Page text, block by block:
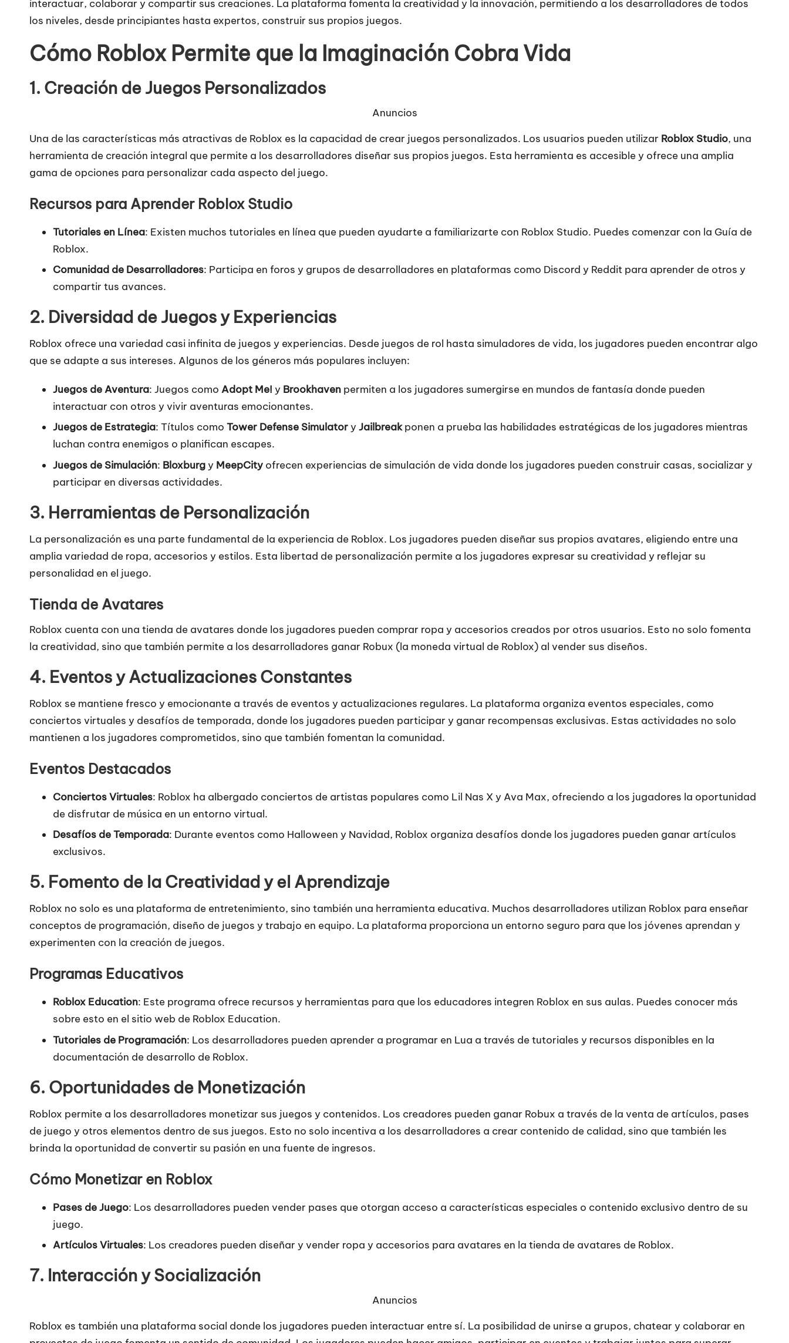
interactuar, colaborar y compartir sus creaciones. La plataforma fomenta la creatividad y la innovación, permitiendo a los desarrolladores de todos
los niveles, desde principiantes hasta expertos, construir sus propios juegos.
Cómo Roblox Permite que la Imaginación Cobra Vida
1. Creación de Juegos Personalizados
Anuncios
Una de las características más atractivas de Roblox es la capacidad de crear juegos personalizados. Los usuarios pueden utilizar Roblox Studio, una
herramienta de creación integral que permite a los desarrolladores diseñar sus propios juegos. Esta herramienta es accesible y ofrece una amplia
gama de opciones para personalizar cada aspecto del juego.
Recursos para Aprender Roblox Studio
Tutoriales en Línea: Existen muchos tutoriales en línea que pueden ayudarte a familiarizarte con Roblox Studio. Puedes comenzar con la Guía de
Roblox.
Comunidad de Desarrolladores: Participa en foros y grupos de desarrolladores en plataformas como Discord y Reddit para aprender de otros y
compartir tus avances.
2. Diversidad de Juegos y Experiencias
Roblox ofrece una variedad casi infinita de juegos y experiencias. Desde juegos de rol hasta simuladores de vida, los jugadores pueden encontrar algo
que se adapte a sus intereses. Algunos de los géneros más populares incluyen:
Juegos de Aventura: Juegos como Adopt Me! y Brookhaven permiten a los jugadores sumergirse en mundos de fantasía donde pueden
interactuar con otros y vivir aventuras emocionantes.
Juegos de Estrategia: Títulos como Tower Defense Simulator yJailbreakponen a prueba las habilidades estratégicas de los jugadores mientras
luchan contra enemigos o planifican escapes.
Juegos de Simulación: Bloxburg y MeepCity ofrecen experiencias de simulación de vida donde los jugadores pueden construir casas, socializar y
participar en diversas actividades.
3. Herramientas de Personalización
La personalización es una parte fundamental de la experiencia de Roblox. Los jugadores pueden diseñar sus propios avatares, eligiendo entre una
amplia variedad de ropa, accesorios y estilos. Esta libertad de personalización permite a los jugadores expresar su creatividad y reflejar su
personalidad en el juego.
Tienda de Avatares
Roblox cuenta con una tienda de avatares donde los jugadores pueden comprar ropa y accesorios creados por otros usuarios. Esto no solo fomenta
la creatividad, sino que también permite a los desarrolladores ganar Robux (la moneda virtual de Roblox) al vender sus diseños.
4. Eventos y Actualizaciones Constantes
Roblox se mantiene fresco y emocionante a través de eventos y actualizaciones regulares. La plataforma organiza eventos especiales, como
conciertos virtuales y desafíos de temporada, donde los jugadores pueden participar y ganar recompensas exclusivas. Estas actividades no solo
mantienen a los jugadores comprometidos, sino que también fomentan la comunidad.
Eventos Destacados
Conciertos Virtuales: Roblox ha albergado conciertos de artistas populares como Lil Nas X y Ava Max, ofreciendo a los jugadores la oportunidad
de disfrutar de música en un entorno virtual.
Desafíos de Temporada: Durante eventos como Halloween y Navidad, Roblox organiza desafíos donde los jugadores pueden ganar artículos
exclusivos.
5. Fomento de la Creatividad y el Aprendizaje
Roblox no solo es una plataforma de entretenimiento, sino también una herramienta educativa. Muchos desarrolladores utilizan Roblox para enseñar
conceptos de programación, diseño de juegos y trabajo en equipo. La plataforma proporciona un entorno seguro para que los jóvenes aprendan y
experimenten con la creación de juegos.
Programas Educativos
Roblox Education: Este programa ofrece recursos y herramientas para que los educadores integren Roblox en sus aulas. Puedes conocer más
sobre esto en el sitio web de Roblox Education.
Tutoriales de Programación: Los desarrolladores pueden aprender a programar en Lua a través de tutoriales y recursos disponibles en la
documentación de desarrollo de Roblox.
6. Oportunidades de Monetización
Roblox permite a los desarrolladores monetizar sus juegos y contenidos. Los creadores pueden ganar Robux a través de la venta de artículos, pases
de juego y otros elementos dentro de sus juegos. Esto no solo incentiva a los desarrolladores a crear contenido de calidad, sino que también les
brinda la oportunidad de convertir su pasión en una fuente de ingresos.
Cómo Monetizar en Roblox
Pases de Juego: Los desarrolladores pueden vender pases que otorgan acceso a características especiales o contenido exclusivo dentro de su
juego.
Artículos Virtuales: Los creadores pueden diseñar y vender ropa y accesorios para avatares en la tienda de avatares de Roblox.
7. Interacción y Socialización
Anuncios
Roblox es también una plataforma social donde los jugadores pueden interactuar entre sí. La posibilidad de unirse a grupos, chatear y colaborar en